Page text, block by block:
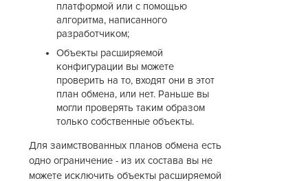
платформой или с помощью
алгоритма, написанного
разработчиком;
Объекты расширяемой
конфигурации вы можете
проверить на то, входят они в этот
план обмена, или нет. Раньше вы
могли проверять таким образом
только собственные объекты.
Для заимствованных планов обмена есть
одно ограничение - из их состава вы не
можете исключить объекты расширяемой